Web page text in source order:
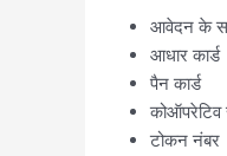
आवेदन के
आधार कार्ड
पैन कार्ड
कोऑपरेटिव
टोकन नंबर